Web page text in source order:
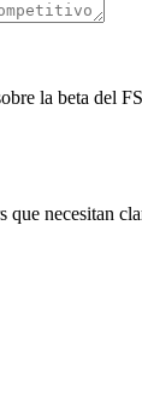
la beta del
necesitan